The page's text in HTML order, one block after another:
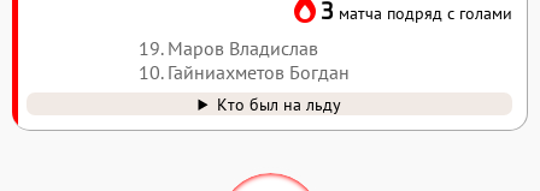
3 матча подряд с голами
19. Маров Владислав
10. Гайниахметов Богдан
Кто был на льду